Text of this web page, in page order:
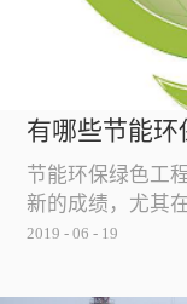
有哪些节能
节能环保绿色工
新的成绩，尤其
人士介绍节能环
2019 - 06 - 19